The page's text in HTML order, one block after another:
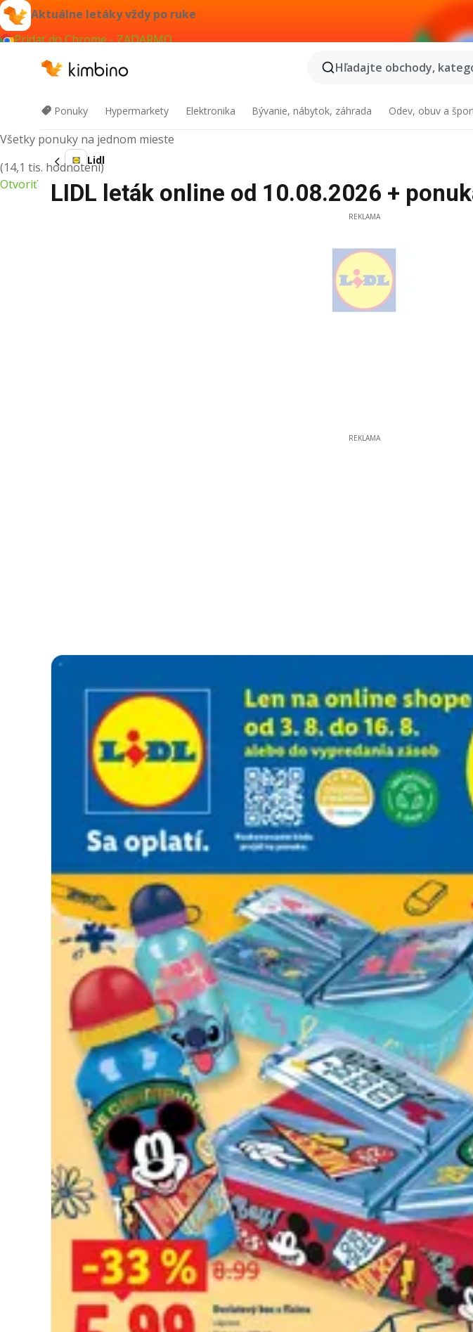
Aktuálne letáky vždy po ruke
Pridať do Chrome - ZADARMO
Kimbino
Všetky ponuky na jednom mieste
(14,1 tis. hodnotení)
Otvoriť
Hľadajte obchody,
Ponuky Hypermarkety Elektronika Bývanie, nábytok, záhrada Odev, obuv a
Lidl
LIDL leták online od 10.08.2026 +
REKLAMA
REKLAMA